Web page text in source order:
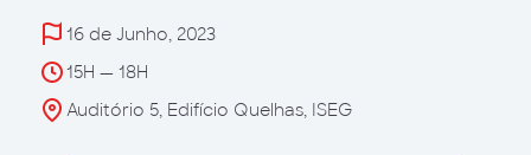
16 de Junho, 2023
15H — 18H
Auditório 5, Edifício Quelhas, ISEG